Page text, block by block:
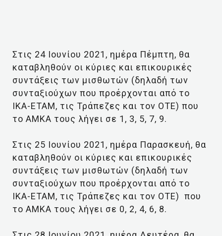
Στις 24 Ιουνίου 2021, ημέρα Πέμπτη, θα
καταβληθούν οι κύριες και επικουρικές
συντάξεις των μισθωτών (δηλαδή των
συνταξιούχων που προέρχονται από το
ΙΚΑ-ΕΤΑΜ, τις Τράπεζες και τον ΟΤΕ) που
το ΑΜΚΑ τους λήγει σε 1, 3, 5, 7, 9.
Στις 25 Ιουνίου 2021, ημέρα Παρασκευή, θα
καταβληθούν οι κύριες και επικουρικές
συντάξεις των μισθωτών (δηλαδή των
συνταξιούχων που προέρχονται από το
ΙΚΑ-ΕΤΑΜ, τις Τράπεζες και τον ΟΤΕ) που
το ΑΜΚΑ τους λήγει σε 0, 2, 4, 6, 8.